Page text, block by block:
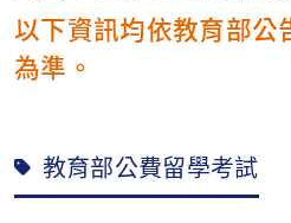
以下資訊均依教育部公
為準。
教育部公費留學考試